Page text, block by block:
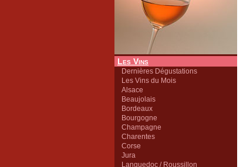
Les Vins
Dernières Dégustations
Les Vins du Mois
Alsace
Beaujolais
Bordeaux
Bourgogne
Champagne
Charentes
Corse
Jura
Languedoc / Roussillon